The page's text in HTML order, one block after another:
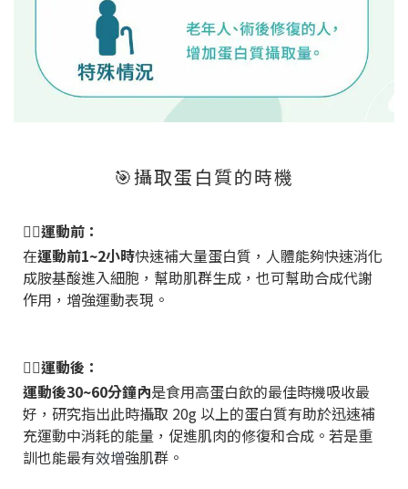
🎯攝取蛋白質的時機
🚶‍♂️運動前：
在運動前1~2小時快速補大量蛋白質，人體能夠快速消化
成胺基酸進入細胞，幫助肌群生成，也可幫助合成代謝
作用，增強運動表現。
🏋️‍♀️運動後：
運動後30~60分鐘內是食用高蛋白飲的最佳時機吸收最
好，研究指出此時攝取 20g 以上的蛋白質有助於迅速補
充運動中消耗的能量，促進肌肉的修復和合成。若是重
訓也能最有效增強肌群。